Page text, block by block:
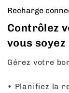
Recharge
Contrôlez
vous soyez
Gérez votre
• Planifiez la